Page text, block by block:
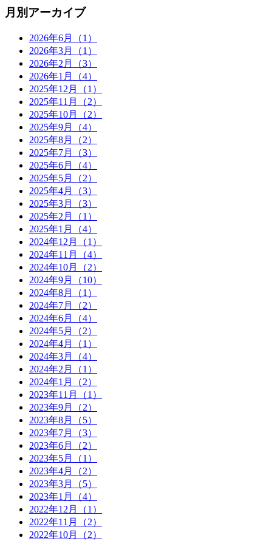
月別アーカイブ
2026年6月（1）
2026年3月（1）
2026年2月（3）
2026年1月（4）
2025年12月（1）
2025年11月（2）
2025年10月（2）
2025年9月（4）
2025年8月（2）
2025年7月（3）
2025年6月（4）
2025年5月（2）
2025年4月（3）
2025年3月（3）
2025年2月（1）
2025年1月（4）
2024年12月（1）
2024年11月（4）
2024年10月（2）
2024年9月（10）
2024年8月（1）
2024年7月（2）
2024年6月（4）
2024年5月（2）
2024年4月（1）
2024年3月（4）
2024年2月（1）
2024年1月（2）
2023年11月（1）
2023年9月（2）
2023年8月（5）
2023年7月（3）
2023年6月（2）
2023年5月（1）
2023年4月（2）
2023年3月（5）
2023年1月（4）
2022年12月（1）
2022年11月（2）
2022年10月（2）